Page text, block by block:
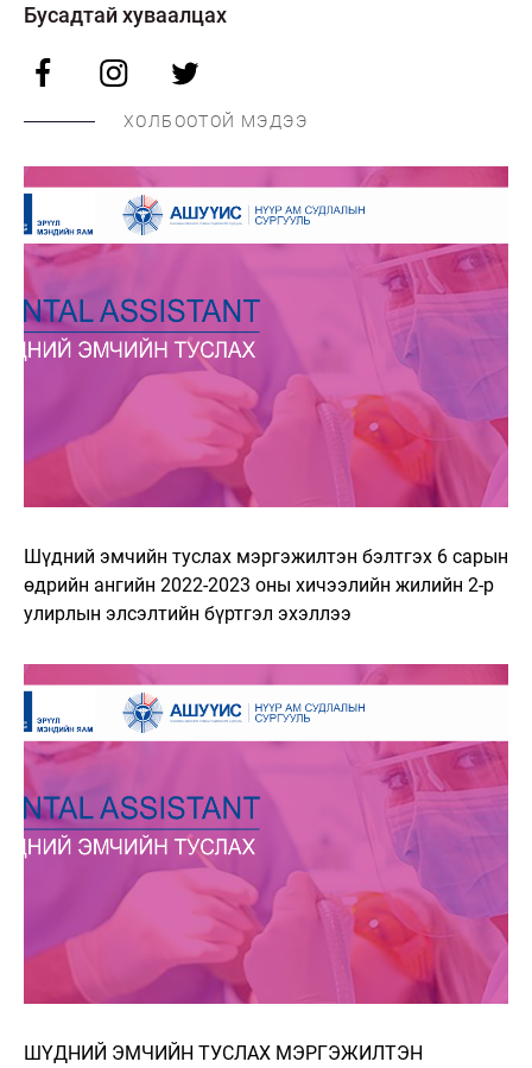
Бусадтай хуваалцах
ХОЛБООТОЙ МЭДЭЭ
Шүдний эмчийн туслах мэргэжилтэн бэлтгэх 6 сарын
өдрийн ангийн 2022-2023 оны хичээлийн жилийн 2-р
улирлын элсэлтийн бүртгэл эхэллээ
ШҮДНИЙ ЭМЧИЙН ТУСЛАХ МЭРГЭЖИЛТЭН